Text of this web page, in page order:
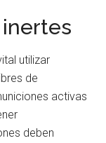
utilizar
de
activas
deben